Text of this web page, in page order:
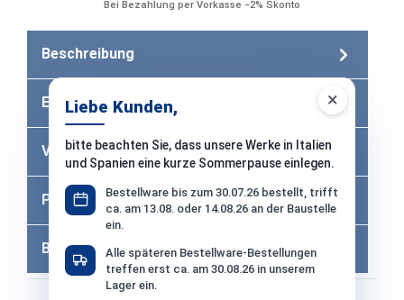
×
Liebe Kunden,
bitte beachten Sie, dass unsere Werke in Italien
und Spanien eine kurze Sommerpause einlegen.
Bestellware bis zum 30.07.26 bestellt, trifft
ca. am 13.08. oder 14.08.26 an der Baustelle
ein.
Alle späteren Bestellware-Bestellungen
treffen erst ca. am 30.08.26 in unserem
Lager ein.
Bei Bezahlung per Vorkasse −2% Skonto
Beschreibung
Eigenschaften
Versandkosten
Produktfragen 6
Bewertungen